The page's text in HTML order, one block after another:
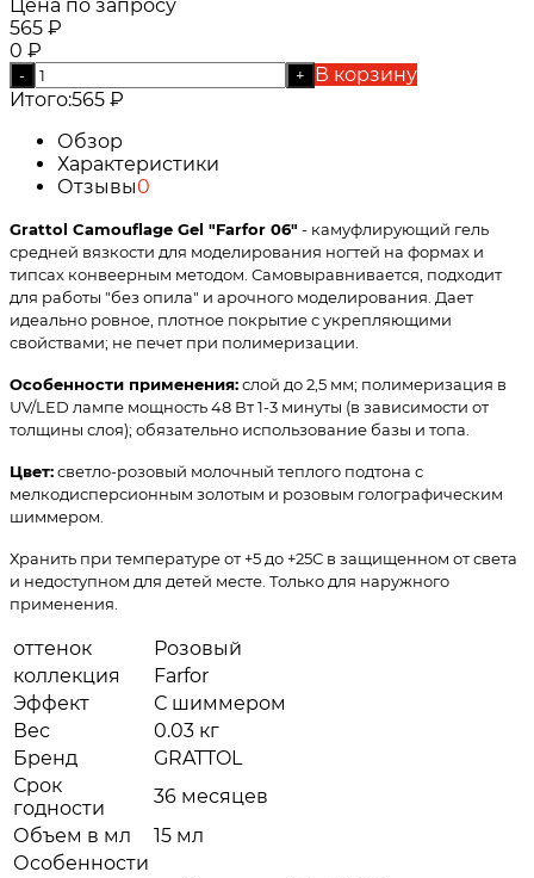
Цена по запросу
565 ₽
0 ₽
- +
В корзину
Итого:565 ₽
Обзор
Характеристики
Отзывы0
Grattol Camouflage Gel "Farfor 06" - камуфлирующий гель
средней вязкости для моделирования ногтей на формах и
типсах конвеерным методом. Самовыравнивается, подходит
для работы "без опила" и арочного моделирования. Дает
идеально ровное, плотное покрытие с укрепляющими
свойствами; не печет при полимеризации.
Особенности применения:слой до 2,5 мм; полимеризация в
UV/LED лампе мощность 48 Вт 1-3 минуты (в зависимости от
толщины слоя); обязательно использование базы и топа.
Цвет:светло-розовый молочный теплого подтона с
мелкодисперсионным золотым и розовым голографическим
шиммером.
Хранить при температуре от +5 до +25С в защищенном от света
и недоступном для детей месте. Только для наружного
применения.
оттенок
Розовый
коллекция
Farfor
Эффект
С шиммером
Вес
0.03 кг
Бренд
GRATTOL
Срок
годности
36 месяцев
Объем в мл
15 мл
Особенности